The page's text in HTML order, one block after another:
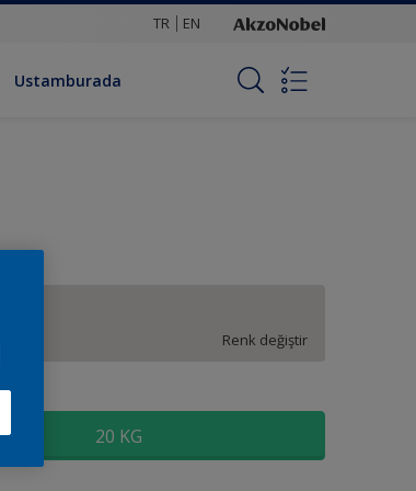
TR EN
Ustamburada
Renk değiştir
20 KG